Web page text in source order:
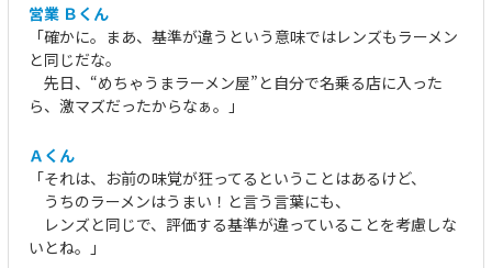
営業 Ｂくん
「確かに。まあ、基準が違うという意味ではレンズもラーメン
と同じだな。
先日、“めちゃうまラーメン屋”と自分で名乗る店に入った
ら、激マズだったからなぁ。」
Ａくん
「それは、お前の味覚が狂ってるということはあるけど、
うちのラーメンはうまい！と言う言葉にも、
レンズと同じで、評価する基準が違っていることを考慮しな
いとね。」